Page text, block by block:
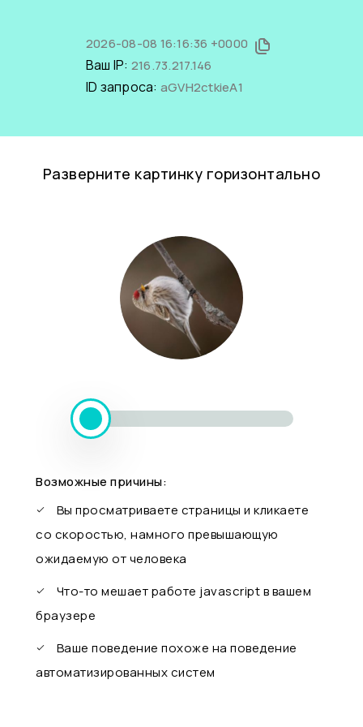
2026-08-08 16:16:36 +0000
Ваш IP: 216.73.217.146
ID запроса: aGVH2ctkieA1
Разверните картинку горизонтально
Возможные причины:
Вы просматриваете страницы и кликаете
со скоростью, намного превышающую
ожидаемую от человека
Что-то мешает работе javascript в вашем
браузере
Ваше поведение похоже на поведение
автоматизированных систем